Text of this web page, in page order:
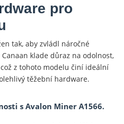
pro
tak, aby zvládl náročné
klade důraz na odolnost,
z tohoto modelu činí ideální
těžební hardware.
s Avalon Miner A1566.